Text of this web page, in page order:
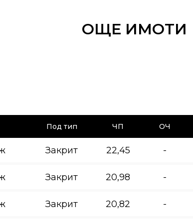
ОЩЕ ИМОТИ
Под тип ЧП ОЧ
Закрит 22,45 -
Закрит 20,98 -
Закрит 20,82 -